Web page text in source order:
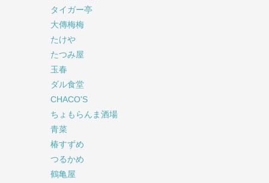
タイガー亭
大傳梅梅
たけや
たつみ屋
玉春
ダル食堂
CHACO'S
ちょもらんま酒場
青菜
椿すずめ
つるかめ
鶴亀屋